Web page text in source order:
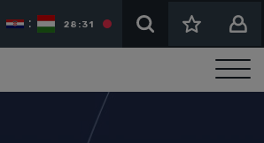
: 28:31 :